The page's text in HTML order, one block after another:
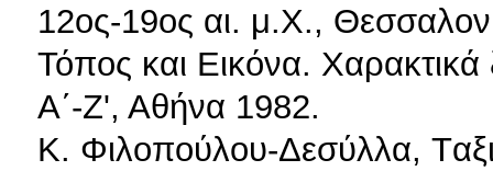
12ος-19ος αι. μ.Χ.,
Τόπος και Εικόνα.
Α΄-Ζ', Αθήνα 1982.
K. Φιλοπούλου-Δεσύλλα,